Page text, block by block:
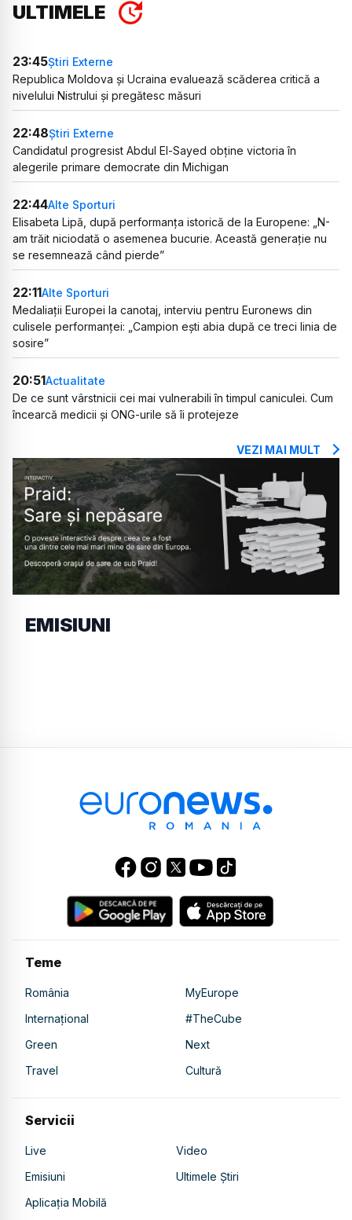
ULTIMELE
23:45Știri Externe
Republica Moldova și Ucraina evaluează scăderea critică a
nivelului Nistrului și pregătesc măsuri
22:48Știri Externe
Candidatul progresist Abdul El-Sayed obține victoria în
alegerile primare democrate din Michigan
22:44Alte Sporturi
Elisabeta Lipă, după performanța istorică de la Europene: „N-
am trăit niciodată o asemenea bucurie. Această generație nu
se resemnează când pierde”
22:11Alte Sporturi
Medaliații Europei la canotaj, interviu pentru Euronews din
culisele performanței: „Campion ești abia după ce treci linia de
sosire”
20:51Actualitate
De ce sunt vârstnicii cei mai vulnerabili în timpul caniculei. Cum
încearcă medicii și ONG-urile să îi protejeze
VEZI MAI MULT
EMISIUNI
Teme
România
MyEurope
Internațional
#TheCube
Green
Next
Travel
Cultură
Servicii
Live
Video
Emisiuni
Ultimele Știri
Aplicația Mobilă